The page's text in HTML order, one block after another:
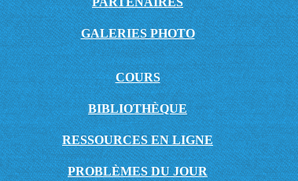
GALERIES PHOTO
COURS
BIBLIOTHÈQUE
RESSOURCES EN LIGNE
PROBLÈMES DU JOUR